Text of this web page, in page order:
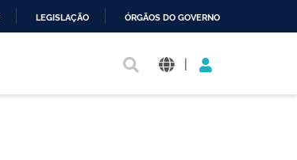
LEGISLAÇÃO ÓRGÃOS DO GOVERNO
|